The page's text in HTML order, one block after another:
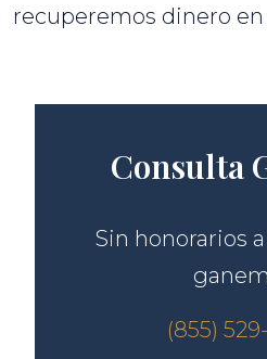
recuperemos dinero
Consulta
Sin honorarios
(855)